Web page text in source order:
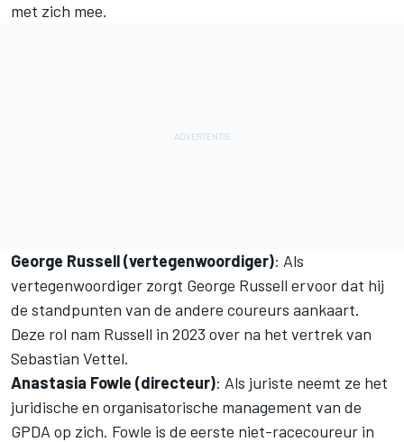
met zich mee.
George Russell (vertegenwoordiger): Als
vertegenwoordiger zorgt George Russell ervoor dat hij
de standpunten van de andere coureurs aankaart.
Deze rol nam Russell in 2023 over na het vertrek van
Sebastian Vettel.
Anastasia Fowle (directeur): Als juriste neemt ze het
juridische en organisatorische management van de
GPDA op zich. Fowle is de eerste niet-racecoureur in